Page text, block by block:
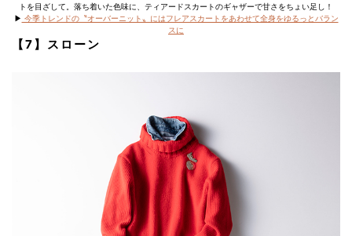
トを目ざして。落ち着いた色味に、ティアードスカートのギャザーで甘さをちょい足し！
▶︎ 今季トレンドの〝オーバーニット〟にはフレアスカートをあわせて全身をゆるっとバラン
スに
【7】スローン